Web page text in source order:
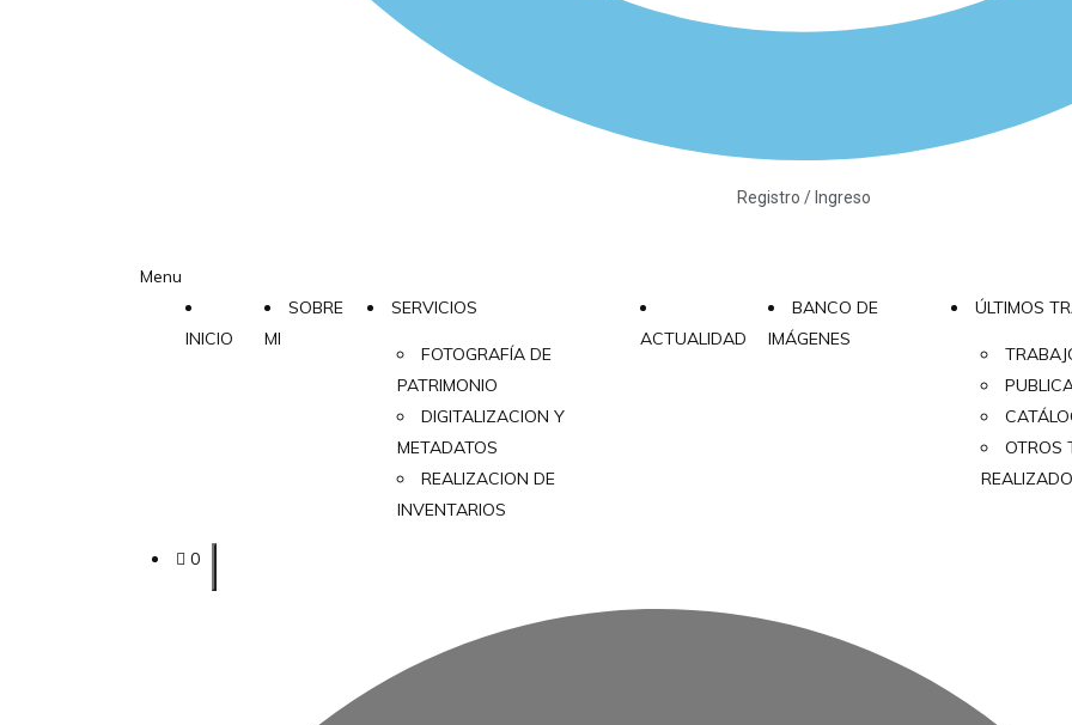
Registro / Ingreso
Menu
INICIO
SOBRE
MI
SERVICIOS
FOTOGRAFÍA DE
PATRIMONIO
DIGITALIZACION Y
METADATOS
REALIZACION DE
INVENTARIOS
ACTUALIDAD
BANCO DE
IMÁGENES
ÚLTIMOS
OTROS
0